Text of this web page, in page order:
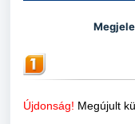
Újdonság! Megújult